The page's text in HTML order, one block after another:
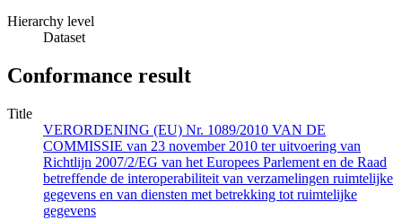
Hierarchy level
Dataset
Conformance result
Title
VERORDENING (EU) Nr. 1089/2010 VAN DE
COMMISSIE van 23 november 2010 ter uitvoering van
Richtlijn 2007/2/EG van het Europees Parlement en de Raad
betreffende de interoperabiliteit van verzamelingen ruimtelijke
gegevens en van diensten met betrekking tot ruimtelijke
gegevens